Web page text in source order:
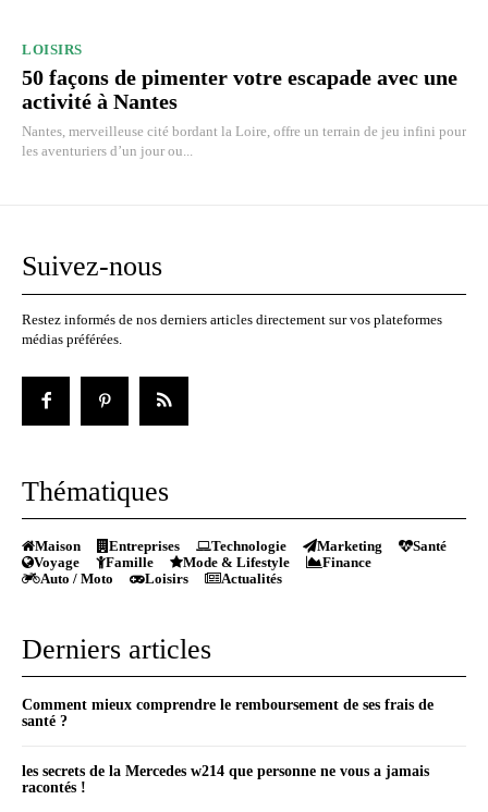
LOISIRS
50 façons de pimenter votre escapade avec une
activité à Nantes
Nantes, merveilleuse cité bordant la Loire, offre un terrain de jeu infini pour
les aventuriers d’un jour ou...
Suivez-nous
Restez informés de nos derniers articles directement sur vos plateformes
médias préférées.
Thématiques
Maison Entreprises Technologie Marketing
Santé
Voyage
Famille Mode & Lifestyle
Finance
Auto / Moto
Loisirs Actualités
Derniers articles
Comment mieux comprendre le remboursement de ses frais de
santé ?
les secrets de la Mercedes w214 que personne ne vous a jamais
racontés !